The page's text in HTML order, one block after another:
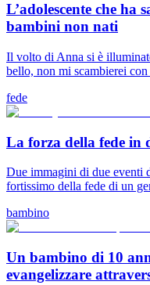
L’adolescente che ha
bambini non nati
Il volto di Anna si è
bello, non mi scambierei con
fede
La forza della fede in
Due immagini di due eventi
fortissimo della fede di un
bambino
Un bambino di 10
evangelizzare